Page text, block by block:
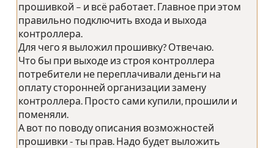
прошивкой – и всё работает. Главное при этом
правильно подключить входа и выхода
контроллера.
Для чего я выложил прошивку? Отвечаю.
Что бы при выходе из строя контроллера
потребители не переплачивали деньги на
оплату сторонней организации замену
контроллера. Просто сами купили, прошили и
поменяли.
А вот по поводу описания возможностей
прошивки - ты прав. Надо будет выложить